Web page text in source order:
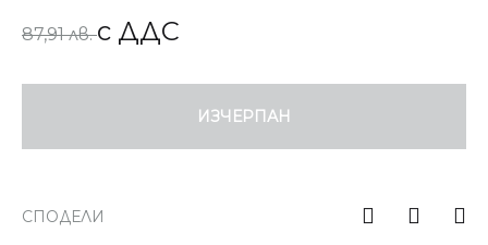
87,91 лв.с ДДС
ИЗЧЕРПАН
СПОДЕЛИ